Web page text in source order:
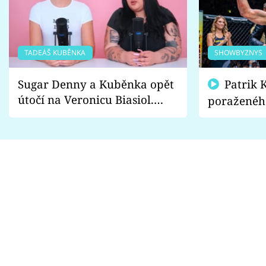
TADEÁŠ KUBĚNKA
Sugar Denny a Kuběnka opět
útočí na Veronicu Biasiol.
Proč je podle nich falešná a
SHOWBYZNYS
fanoušci